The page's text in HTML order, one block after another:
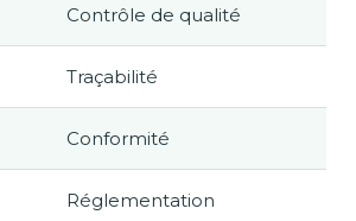
Contrôle de qualité
Traçabilité
Conformité
Réglementation